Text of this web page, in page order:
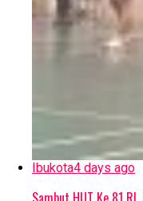
Ibukota4 days ago